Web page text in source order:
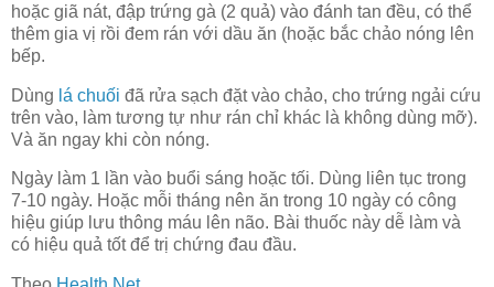
hoặc giã nát, đập trứng gà (2 quả) vào đánh tan đều, có thể
thêm gia vị rồi đem rán với dầu ăn (hoặc bắc chảo nóng lên
bếp.
Dùng lá chuối đã rửa sạch đặt vào chảo, cho trứng ngải cứu
trên vào, làm tương tự như rán chỉ khác là không dùng mỡ).
Và ăn ngay khi còn nóng.
Ngày làm 1 lần vào buổi sáng hoặc tối. Dùng liên tục trong
7-10 ngày. Hoặc mỗi tháng nên ăn trong 10 ngày có công
hiệu giúp lưu thông máu lên não. Bài thuốc này dễ làm và
có hiệu quả tốt để trị chứng đau đầu.